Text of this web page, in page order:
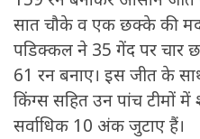
सात चौके व एक छक्के की
पडिक्कल ने 35 गेंद पर चार
61 रन बनाए। इस जीत के
किंग्स सहित उन पांच टीमों
सर्वाधिक 10 अंक जुटाए हैं।